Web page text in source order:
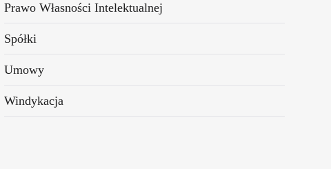
Prawo Własności Intelektualnej
Spółki
Umowy
Windykacja